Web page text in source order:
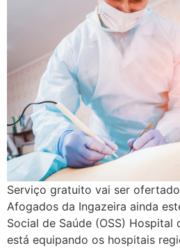
Serviço gratuito vai ser
Afogados da Ingazeira ainda
Social de Saúde (OSS) Hospital
está equipando os hospitais